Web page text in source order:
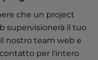
che un project
supervisionerà il tuo
nostro team web e
per l'intero